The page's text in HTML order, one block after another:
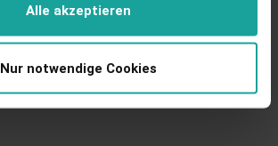
Alle akzeptieren
Nur notwendige Cookies